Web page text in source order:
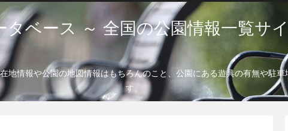
タベース ～ 全国の公園情報一覧サ
地情報や公園の地図情報はもちろんのこと、公園にある遊具の有無や駐
す。